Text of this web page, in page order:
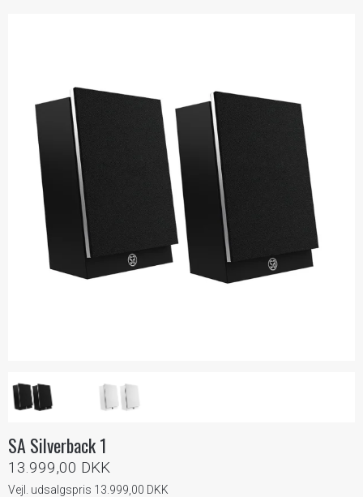
SA Silverback 1
13.999,00 DKK
Vejl. udsalgspris 13.999,00 DKK